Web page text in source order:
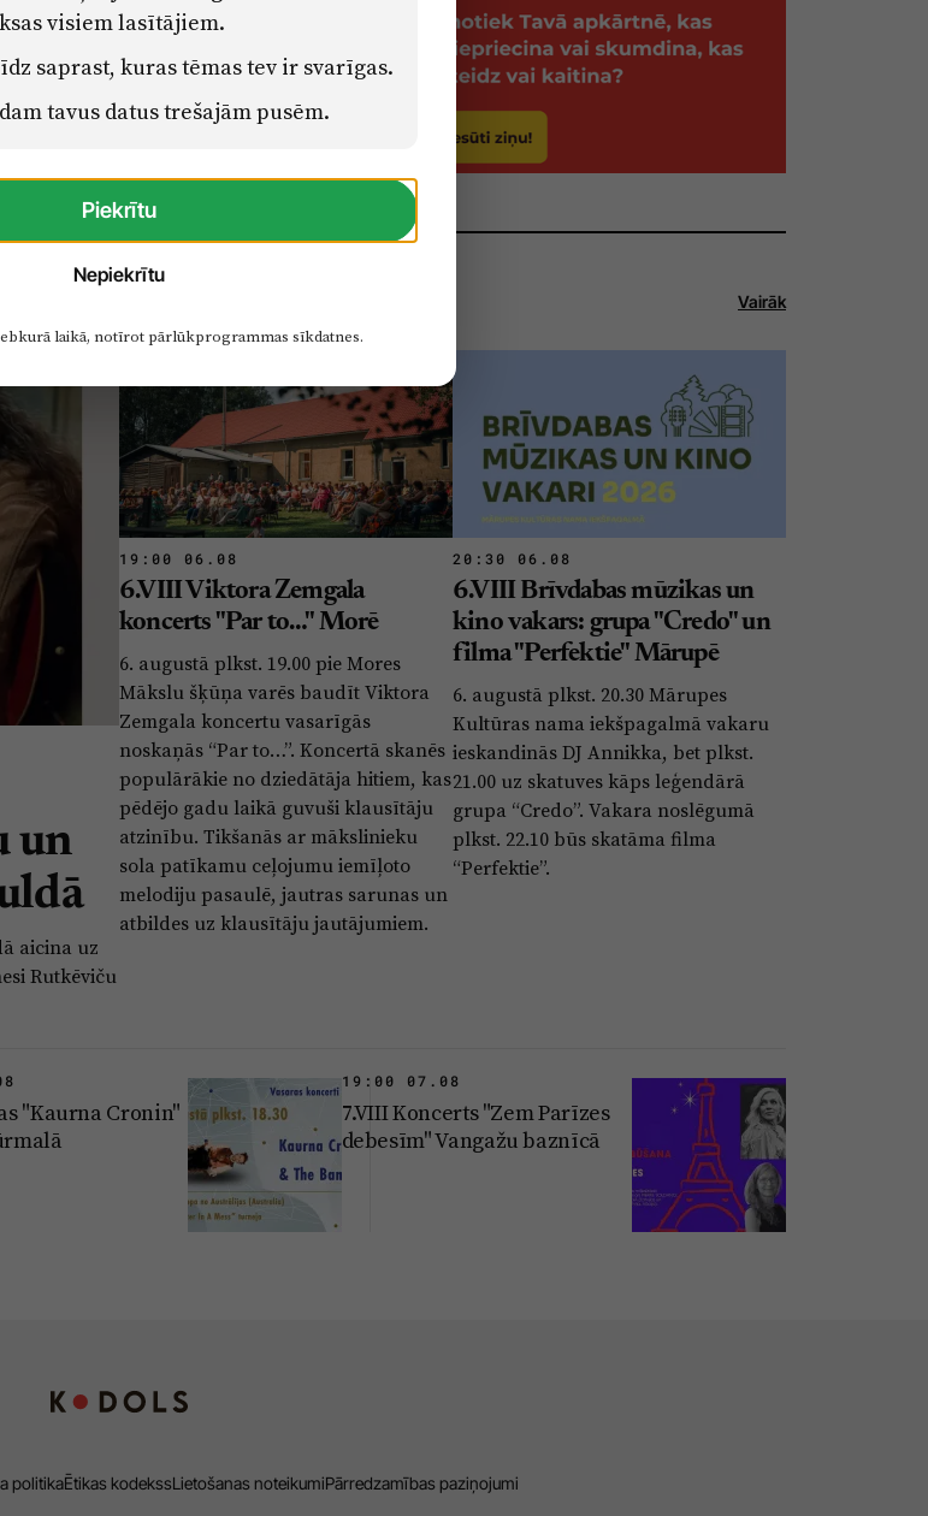
Vairāk
un
aicina uz
Rutkēviču
19:00 06.08
6.VIII Viktora Zemgala
koncerts "Par to…" Morē
6. augustā plkst. 19.00 pie Mores
Mākslu šķūņa varēs baudīt Viktora
Zemgala koncertu vasarīgās
noskaņās “Par to…”. Koncertā skanēs
populārākie no dziedātāja hitiem, kas
pēdējo gadu laikā guvuši klausītāju
atzinību. Tikšanās ar mākslinieku
sola patīkamu ceļojumu iemīļoto
melodiju pasaulē, jautras sarunas un
atbildes uz klausītāju jautājumiem.
20:30 06.08
6.VIII Brīvdabas mūzikas un
kino vakars: grupa "Credo" un
filma "Perfektie" Mārupē
6. augustā plkst. 20.30 Mārupes
Kultūras nama iekšpagalmā vakaru
ieskandinās DJ Annikka, bet plkst.
21.00 uz skatuves kāps leģendārā
grupa “Credo”. Vakara noslēgumā
plkst. 22.10 būs skatāma filma
“Perfektie”.
"Kaurna Cronin"
19:00 07.08
7.VIII Koncerts "Zem Parīzes
debesīm" Vangažu baznīcā
politikaĒtikas kodekssLietošanas noteikumiPārredzamības paziņojumi
visiem lasītājiem.
saprast, kuras tēmas tev ir svarīgas.
tavus datus trešajām pusēm.
Piekrītu
Nepiekrītu
laikā, notīrot pārlūkprogrammas sīkdatnes.